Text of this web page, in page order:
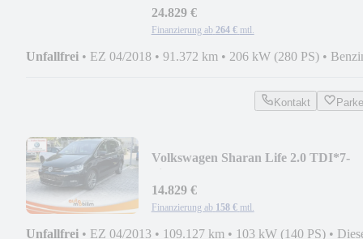
24.829 €
Finanzierung ab 264 € mtl.
Unfallfrei • EZ 04/2018 • 91.372 km • 206 kW (280 PS) •
Kontakt
Volkswagen Sharan Life 2.0 TDI*7-
14.829 €
Finanzierung ab 158 € mtl.
Unfallfrei • EZ 04/2013 • 109.127 km • 103 kW (140 PS) •